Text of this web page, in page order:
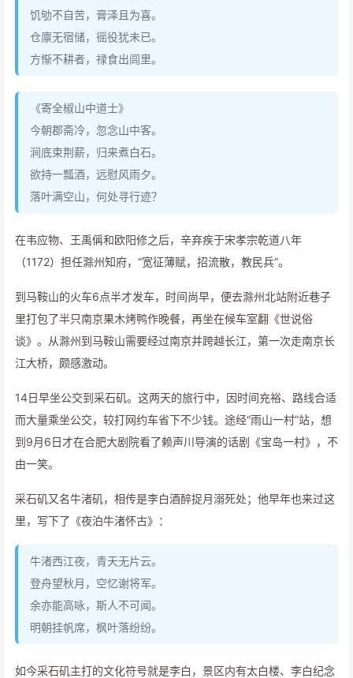
饥劬不自苦，膏泽且为喜。
仓廪无宿储，徭役犹未已。
方惭不耕者，禄食出闾里。
《寄全椒山中道士》
今朝郡斋冷，忽念山中客。
涧底束荆薪，归来煮白石。
欲持一瓢酒，远慰风雨夕。
落叶满空山，何处寻行迹？
在韦应物、王禹偁和欧阳修之后，辛弃疾于宋孝宗乾道八年
（1172）担任滁州知府，“宽征薄赋，招流散，教民兵”。
到马鞍山的火车6点半才发车，时间尚早，便去滁州北站附近巷子
里打包了半只南京果木烤鸭作晚餐，再坐在候车室翻《世说俗
谈》。从滁州到马鞍山需要经过南京并跨越长江，第一次走南京长
江大桥，颇感激动。
14日早坐公交到采石矶。这两天的旅行中，因时间充裕、路线合适
而大量乘坐公交，较打网约车省下不少钱。途经“雨山一村”站，想
到9月6日才在合肥大剧院看了赖声川导演的话剧《宝岛一村》，不
由一笑。
采石矶又名牛渚矶，相传是李白酒醉捉月溺死处；他早年也来过这
里，写下了《夜泊牛渚怀古》：
牛渚西江夜，青天无片云。
登舟望秋月，空忆谢将军。
余亦能高咏，斯人不可闻。
明朝挂帆席，枫叶落纷纷。
如今采石矶主打的文化符号就是李白，景区内有太白楼、李白纪念